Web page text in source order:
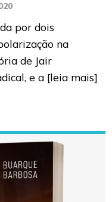
por dois
na
de Jair
e a [leia mais]